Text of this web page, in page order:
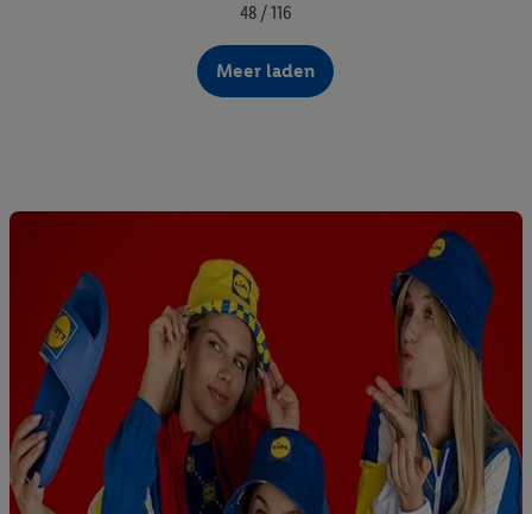
48 / 116
Meer laden